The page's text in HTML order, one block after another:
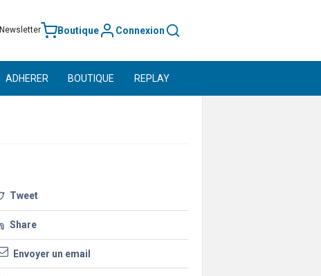
Newsletter Boutique Connexion
ADHERER BOUTIQUE REPLAY
Tweet
Share
Envoyer un email